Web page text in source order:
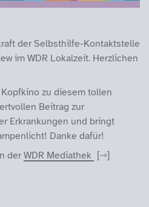
der Selbsthilfe-Kontaktstelle
im WDR Lokalzeit. Herzlichen
zu diesem tollen
Beitrag zur
Erkrankungen und bringt
Danke dafür!
derWDR Mediathek